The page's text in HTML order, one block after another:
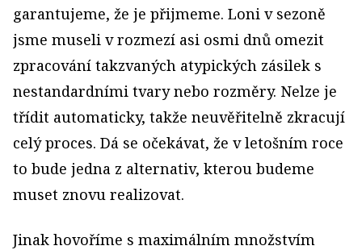
garantujeme, že je přijmeme. Loni v sezoně
jsme museli v rozmezí asi osmi dnů omezit
zpracování takzvaných atypických zásilek s
nestandardními tvary nebo rozměry. Nelze je
třídit automaticky, takže neuvěřitelně zkracují
celý proces. Dá se očekávat, že v letošním roce
to bude jedna z alternativ, kterou budeme
muset znovu realizovat.
Jinak hovoříme s maximálním množstvím